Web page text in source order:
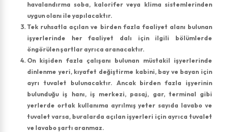
havalandırma soba, kalorifer veya klima sistemlerinden
uygun olanı ile yapılacaktır.
Tek ruhsatla açılan ve birden fazla faaliyet alanı bulunan
işyerlerinde her faaliyet dalı için ilgili bölümlerde
öngörülen şartlar ayrıca aranacaktır.
On kişiden fazla çalışanı bulunan müstakil işyerlerinde
dinlenme yeri, kıyafet değiştirme kabini, bay ve bayan için
ayrı tuvalet bulunacaktır. Ancak birden fazla işyerinin
bulunduğu iş hanı, iş merkezi, pasaj, gar, terminal gibi
yerlerde ortak kullanıma ayrılmış yeter sayıda lavabo ve
tuvalet varsa, buralarda açılan işyerleri için ayrıca tuvalet
ve lavabo şartı aranmaz.